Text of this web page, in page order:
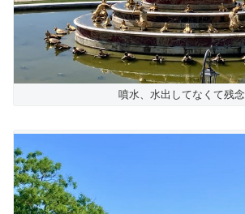
噴水、水出してなくて残念